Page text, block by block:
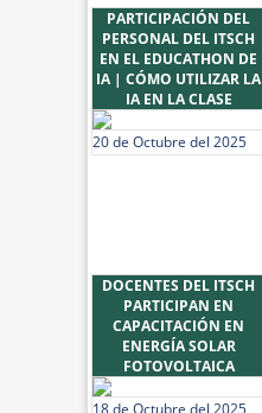
PARTICIPACIÓN DEL
PERSONAL DEL ITSCH
EN EL EDUCATHON DE
IA | CÓMO UTILIZAR LA
IA EN LA CLASE
20 de Octubre del 2025
DOCENTES DEL ITSCH
PARTICIPAN EN
CAPACITACIÓN EN
ENERGÍA SOLAR
FOTOVOLTAICA
18 de Octubre del 2025